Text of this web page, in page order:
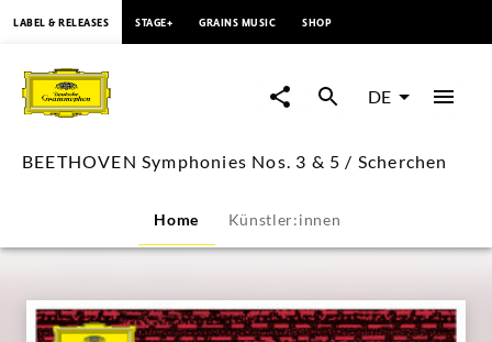
BEETHOVEN
Symphonies
Nos.
&
LABEL & RELEASES STAGE+ GRAINS MUSIC SHOP
DE
BEETHOVEN Symphonies Nos. 3 & 5 / Scherchen
Home Künstler:innen